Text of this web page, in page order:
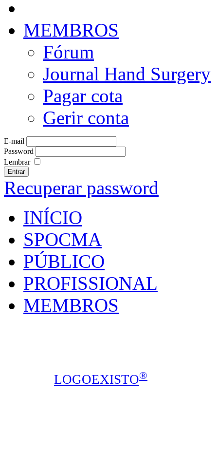
MEMBROS
Fórum
Journal Hand Surgery
Pagar cota
Gerir conta
E-mail
Password
Lembrar
Entrar
Recuperar password
INÍCIO
SPOCMA
PÚBLICO
PROFISSIONAL
MEMBROS
LOGOEXISTO®